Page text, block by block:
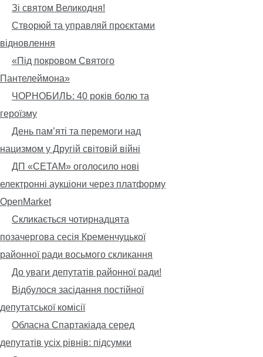
Зі святом Великодня!
Створюй та управляй проєктами
відновлення
«Під покровом Святого
Пантелеймона»
ЧОРНОБИЛЬ: 40 років болю та
героїзму
День пам’яті та перемоги над
нацизмом у Другій світовій війні
ДП «СЕТАМ» оголосило нові
електронні аукціони через платформу
OpenMarket
Скликається чотирнадцята
позачергова сесія Кременчуцької
районної ради восьмого скликання
До уваги депутатів районної ради!
Відбулося засідання постійної
депутатської комісії
Обласна Спартакіада серед
депутатів усіх рівнів: підсумки